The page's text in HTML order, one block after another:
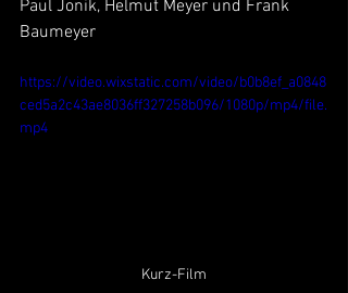
Paul Jonik, Helmut Meyer und Frank
Baumeyer
https://video.wixstatic.com/video/b0b8ef_a0848
ced5a2c43ae8036ff327258b096/1080p/mp4/file.
mp4
Kurz-Film